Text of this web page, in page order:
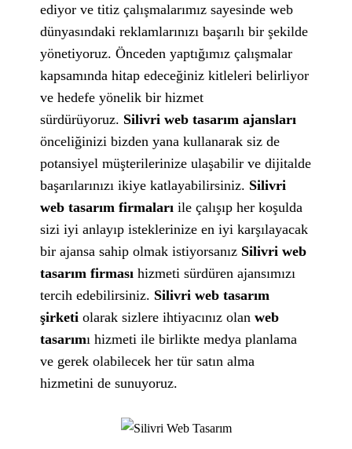
ediyor ve titiz çalışmalarımız sayesinde web
dünyasındaki reklamlarınızı başarılı bir şekilde
yönetiyoruz. Önceden yaptığımız çalışmalar
kapsamında hitap edeceğiniz kitleleri belirliyor
ve hedefe yönelik bir hizmet
sürdürüyoruz. Silivri web tasarım ajansları
önceliğinizi bizden yana kullanarak siz de
potansiyel müşterilerinize ulaşabilir ve dijitalde
başarılarınızı ikiye katlayabilirsiniz. Silivri
web tasarım firmaları ile çalışıp her koşulda
sizi iyi anlayıp isteklerinize en iyi karşılayacak
bir ajansa sahip olmak istiyorsanız Silivri web
tasarım firması hizmeti sürdüren ajansımızı
tercih edebilirsiniz. Silivri web tasarım
şirketi olarak sizlere ihtiyacınız olanweb
tasarımı hizmeti ile birlikte medya planlama
ve gerek olabilecek her tür satın alma
hizmetini de sunuyoruz.